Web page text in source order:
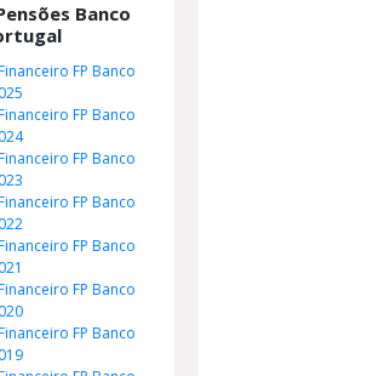
Banco
FP Banco
FP Banco
FP Banco
FP Banco
FP Banco
FP Banco
FP Banco